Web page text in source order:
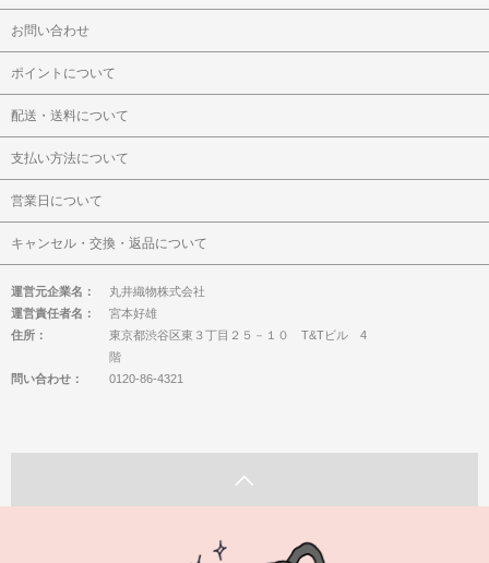
お問い合わせ
ポイントについて
配送・送料について
支払い方法について
営業日について
キャンセル・交換・返品について
運営元企業名：
丸井織物株式会社
運営責任者名：
宮本好雄
住所：
東京都渋谷区東３丁目２５－１０ T&Tビル 4
階
問い合わせ：
0120-86-4321